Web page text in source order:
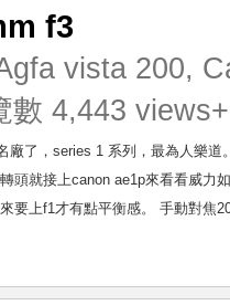
f3
vista 200,
數 4,443 views+
廠了，series 1 系列，最為人樂
頭就接上canon ae1p來看看威力
要上f1才有點平衡感。 手動對焦